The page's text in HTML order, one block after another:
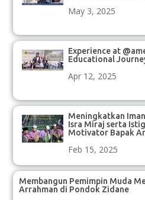
May 3, 2025
Experience at
Educational
Apr 12, 2025
Meningkatkan
Isra Miraj serta
Motivator Bapak
Feb 15, 2025
Membangun Pemimpin Muda
Arrahman di Pondok Zidane